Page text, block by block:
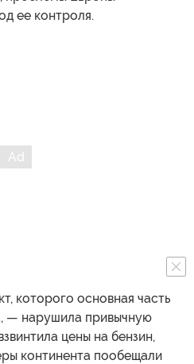
ее контроля.
которого основная часть
— нарушила привычную
цены на бензин,
континента пообещали